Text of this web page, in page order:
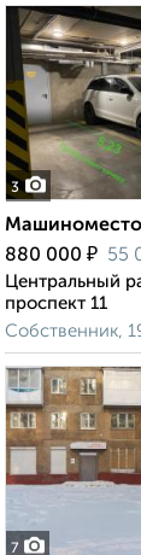
3
880 000 ₽ 55
Центральный
проспект 11
Собственник,
7